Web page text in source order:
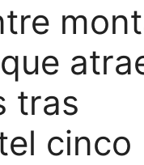
tras
cinco